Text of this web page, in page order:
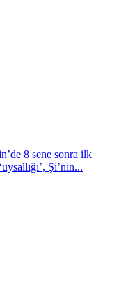
8 sene sonra ilk
Şi’nin...